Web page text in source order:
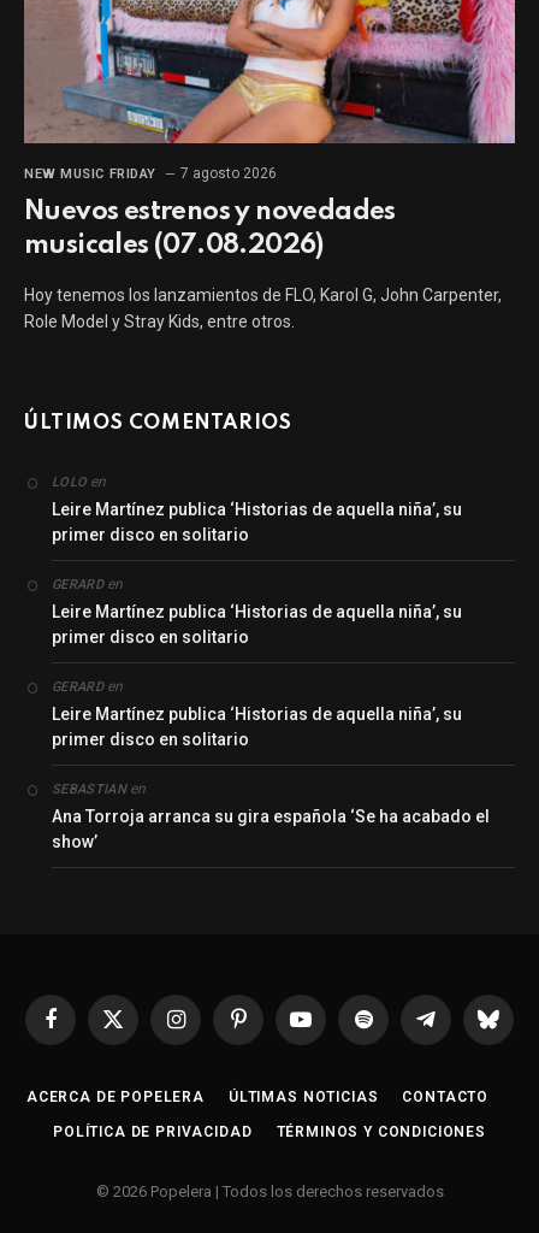
NEW MUSIC FRIDAY 7 agosto 2026
Nuevos estrenos y novedades
musicales (07.08.2026)
Hoy tenemos los lanzamientos de FLO, Karol G, John Carpenter,
Role Model y Stray Kids, entre otros.
ÚLTIMOS COMENTARIOS
LOLO en
Leire Martínez publica ‘Historias de aquella niña’, su
primer disco en solitario
GERARDen
Leire Martínez publica ‘Historias de aquella niña’, su
primer disco en solitario
GERARDen
Leire Martínez publica ‘Historias de aquella niña’, su
primer disco en solitario
SEBASTIANen
Ana Torroja arranca su gira española ‘Se ha acabado el
show’
Facebook
X
InstagramPinterestYouTubeSpotify Telegrama
ACERCA DE POPELERA ÚLTIMAS NOTICIAS CONTACTO
POLÍTICA DE PRIVACIDAD TÉRMINOS Y CONDICIONES
© 2026 Popelera | Todos los derechos reservados